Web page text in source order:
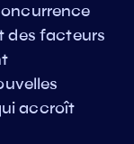
des facteurs
accroît